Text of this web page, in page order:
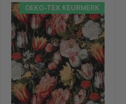
OEKO-TEX KEURMERK